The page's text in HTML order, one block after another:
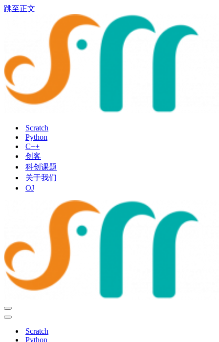
跳至正文
Scratch
Python
C++
创客
科创课题
关于我们
OJ
导
航
导
Scratch
Python